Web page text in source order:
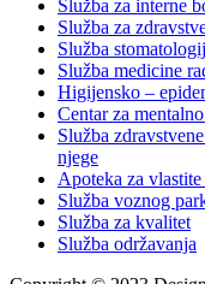
Služba za interne
Služba za
Služba
Služba medicine
Higijensko –
Centar za
Služba
njege
Apoteka za vlastite
Služba voznog
Služba za kvalitet
Služba održavanja